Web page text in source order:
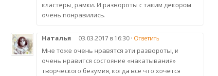
кластеры, рамки. И развороты с таким декором
очень понравились.
Наталья 03.03.2017 в 16:30 · Ответить
Мне тоже очень нравятся эти развороты, и
очень нравится состояние «накатывания»
творческого безумия, когда все что хочется